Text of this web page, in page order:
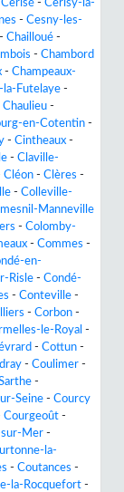
Cerisé - Cerisy-la-
- Cesny-les-
- Chailloué -
- Chambord
- Champeaux-
la-Futelaye -
Chaulieu -
en-Cotentin -
- Cintheaux -
- Claville-
Cléon - Clères -
- Colleville-
Manneville
- Colomby-
- Commes -
en-
Risle - Condé-
- Conteville -
- Corbon -
le-Royal -
- Cottun -
- Coulimer -
-
Seine - Courcy
Courgeoût -
sur-Mer -
la-
- Coutances -
la-Rocquefort -